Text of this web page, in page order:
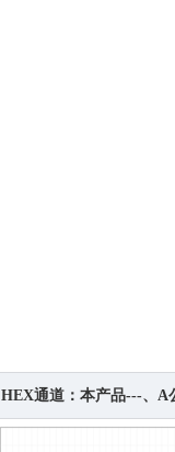
HEX通道：本产品---、A